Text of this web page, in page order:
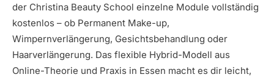
der Christina Beauty School einzelne Module vollständig
kostenlos – ob Permanent Make-up,
Wimpernverlängerung, Gesichtsbehandlung oder
Haarverlängerung. Das flexible Hybrid-Modell aus
Online-Theorie und Praxis in Essen macht es dir leicht,